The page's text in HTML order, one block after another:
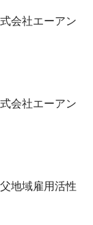
会社エーアン
会社エーアン
地域雇用活性